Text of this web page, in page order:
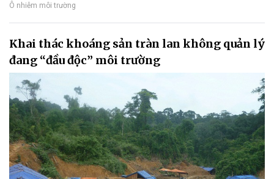
Ô nhiễm môi trường
Khai thác khoáng sản tràn lan không quản lý
đang “đầu độc” môi trường